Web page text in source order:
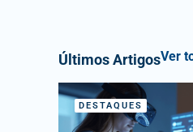
Últimos ArtigosVer
DESTAQUES